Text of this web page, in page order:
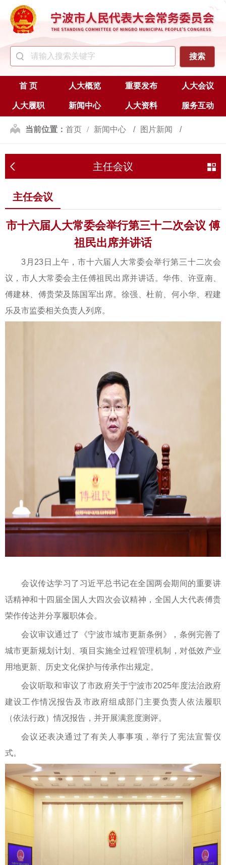
首 页 人大概览 重要发布 人大会议
人大履职 新闻中心 人大资料 服务互动
当前位置： 首页 新闻中心 图片新闻
主任会议
主任会议
主任会议
市十六届人大常委会举行第三十二次会议 傅
祖民出席并讲话
3月23日上午，市十六届人大常委会举行第三十二次会
议，市人大常委会主任傅祖民出席并讲话。华伟、许亚南、
傅建林、傅贵荣及陈国军出席。徐强、杜前、何小华、程建
乐及市监委相关负责人列席。
会议传达学习了习近平总书记在全国两会期间的重要讲
话精神和十四届全国人大四次会议精神，全国人大代表傅贵
荣作传达并分享履职体会。
会议审议通过了《宁波市城市更新条例》，条例完善了
城市更新规划计划、项目实施全过程管理机制，对低效产业
用地更新、历史文化保护与传承作出规定。
会议听取和审议了市政府关于宁波市2025年度法治政府
建设工作情况报告及市政府组成部门主要负责人依法履职
（依法行政）情况报告，并开展满意度测评。
会议还表决通过了有关人事事项，举行了宪法宣誓仪
式。